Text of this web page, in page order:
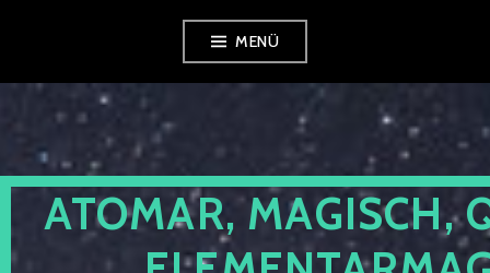
springen
MENÜ
ATOMAR, MAGISCH,